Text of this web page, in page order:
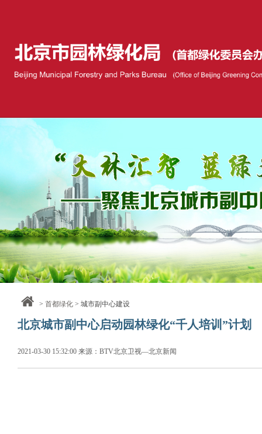
> 首都绿化> 城市副中心建设
北京城市副中心启动园林绿化“千人培训”计划
2021-03-30 15:32:00 来源：BTV北京卫视—北京新闻